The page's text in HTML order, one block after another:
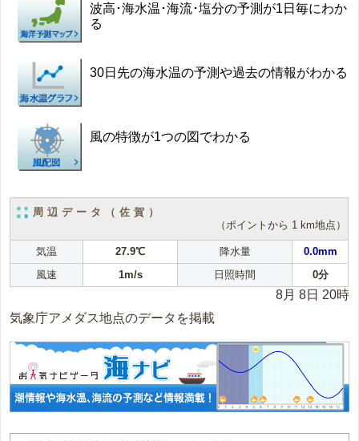
波高･海水温･海流･塩分の予測が1日毎にわか
る
30日先の海水温の予測や過去の情報がわかる
風の特徴が1つの図でわかる
周辺データ（佐賀）
（ポイントから 1 km地点）
気温 27.9℃ 降水量
0.0mm
風速
1m/s 日照時間 0分
8月 8日 20時
気象庁アメダス地点のデータを掲載